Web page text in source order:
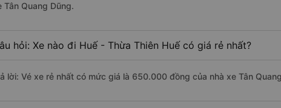
Tân Quang Dũng.
hỏi: Xe nào đi Huế - Thừa Thiên Huế có giá rẻ nhất?
lời: Vé xe rẻ nhất có mức giá là 650.000 đồng của nhà xe Tân